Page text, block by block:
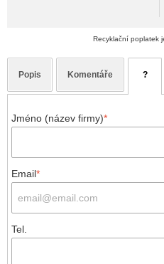
Recyklační poplatek
Popis Komentáře ?
Jméno (název firmy)*
Email*
Tel.